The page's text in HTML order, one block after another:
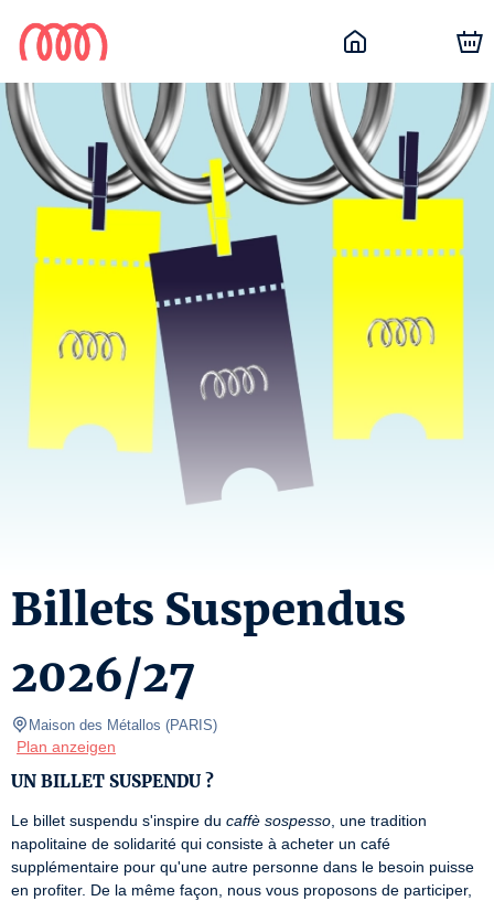
Billets Suspendus
2026/27
Maison des Métallos (PARIS)
Plan anzeigen
UN BILLET SUSPENDU ?
Le billet suspendu s'inspire du caffè sospesso , une tradition
napolitaine de solidarité qui consiste à acheter un café
supplémentaire pour qu'une autre personne dans le besoin puisse
en profiter. De la même façon, nous vous proposons de participer,